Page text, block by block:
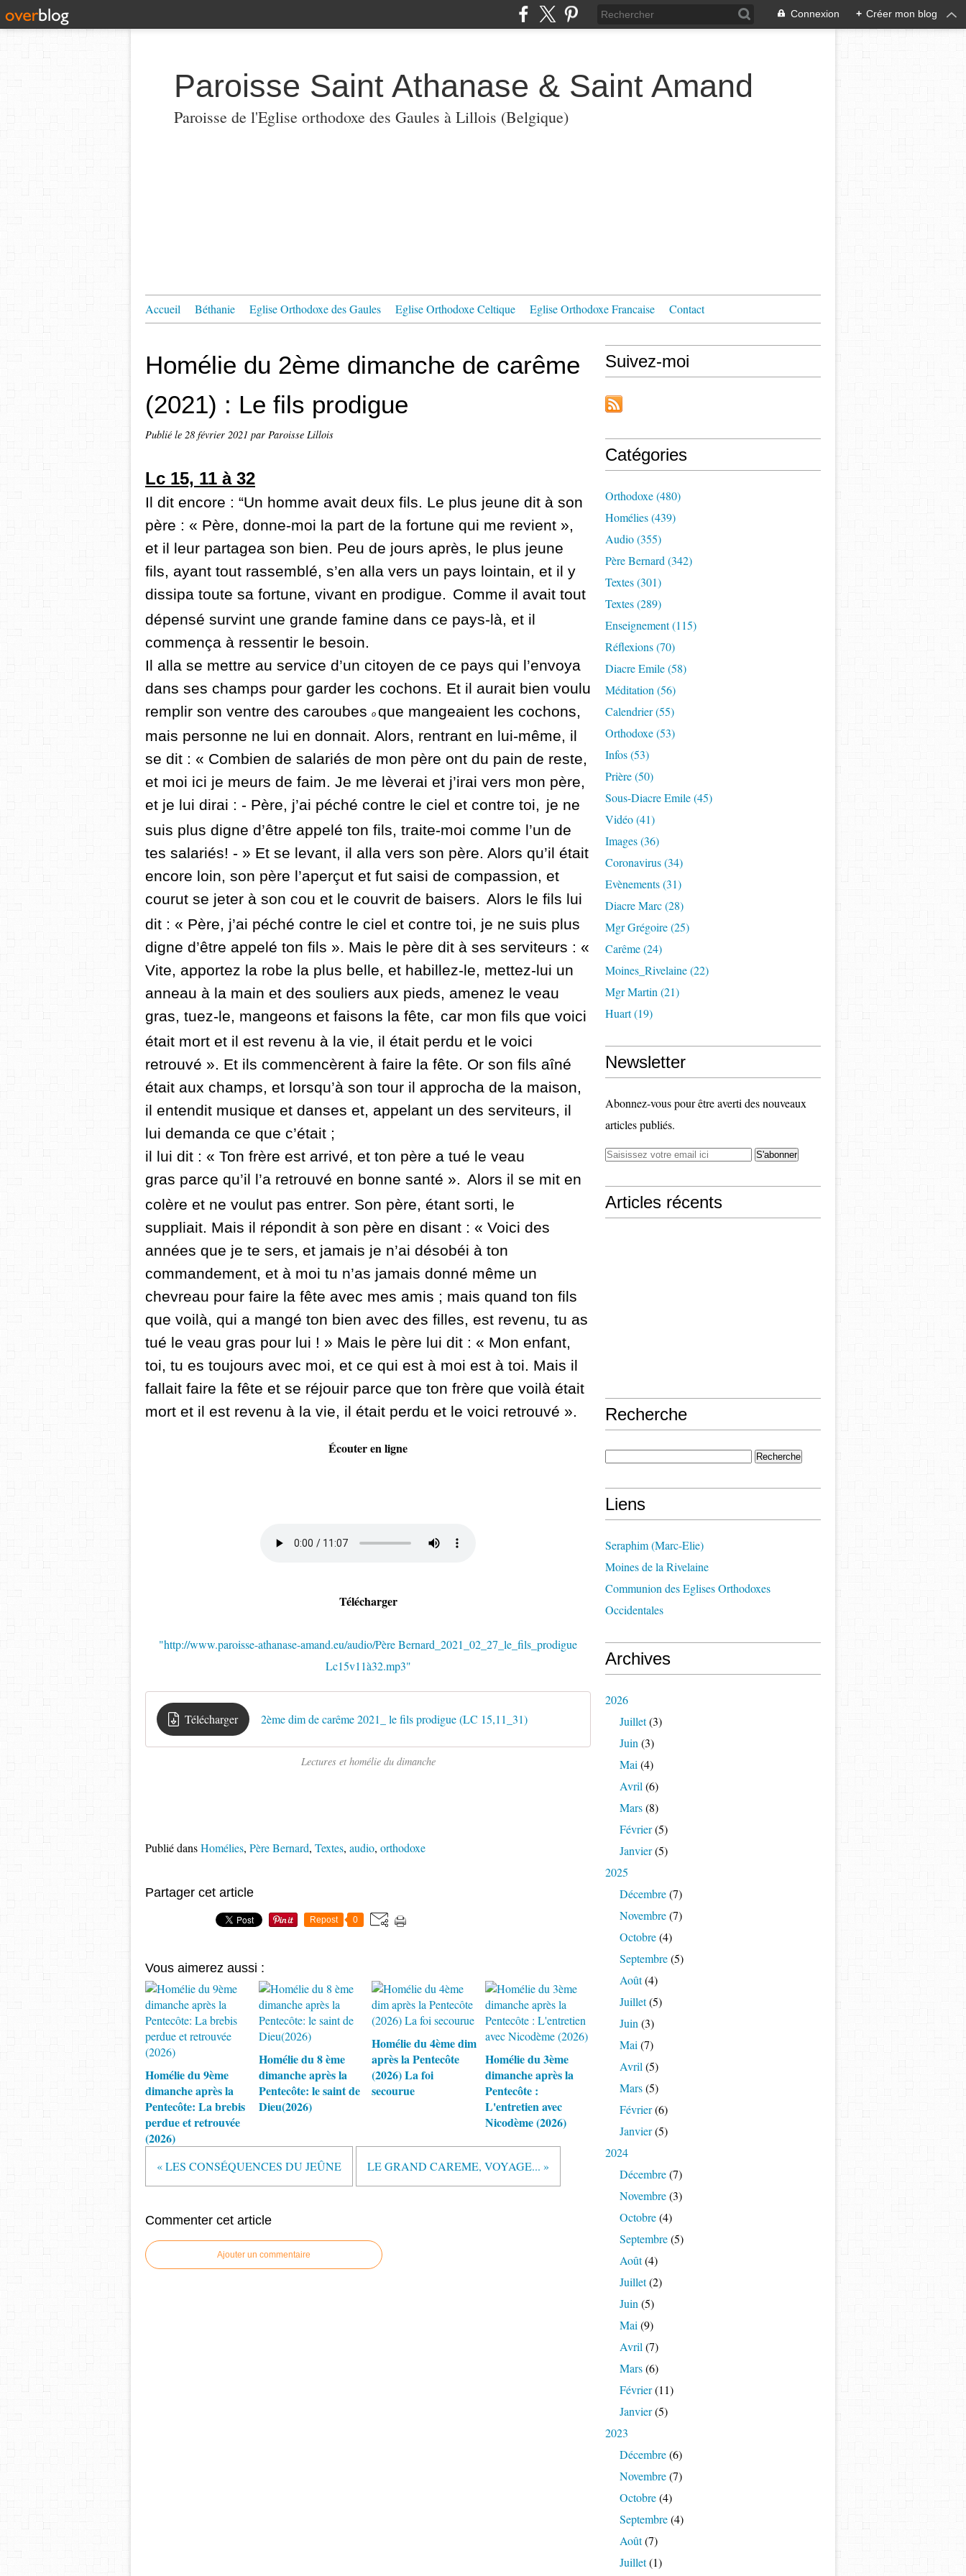
Connexion + Créer mon blog
Paroisse Saint Athanase & Saint Amand
Paroisse de l'Eglise orthodoxe des Gaules à Lillois (Belgique)
Accueil Béthanie Eglise Orthodoxe des Gaules Eglise Orthodoxe Celtique Eglise Orthodoxe Francaise Contact
Homélie du 2ème dimanche de carême
(2021) : Le fils prodigue
Publié le 28 février 2021 par Paroisse Lillois
Lc 15, 11 à 32
Il dit encore : “Un homme avait deux fils. Le plus jeune dit à son
père : « Père, donne-moi la part de la fortune qui me revient »,
et il leur partagea son bien. Peu de jours après, le plus jeune
fils, ayant tout rassemblé, s’en alla vers un pays lointain, et il y
dissipa toute sa fortune, vivant en prodigue. Comme il avait tout
dépensé survint une grande famine dans ce pays-là, et il
commença à ressentir le besoin.
Il alla se mettre au service d’un citoyen de ce pays qui l’envoya
dans ses champs pour garder les cochons. Et il aurait bien voulu
remplir son ventre des caroubes o que mangeaient les cochons,
mais personne ne lui en donnait. Alors, rentrant en lui-même, il
se dit : « Combien de salariés de mon père ont du pain de reste,
et moi ici je meurs de faim. Je me lèverai et j’irai vers mon père,
et je lui dirai : - Père, j’ai péché contre le ciel et contre toi, je ne
suis plus digne d’être appelé ton fils, traite-moi comme l’un de
tes salariés! - » Et se levant, il alla vers son père. Alors qu’il était
encore loin, son père l’aperçut et fut saisi de compassion, et
courut se jeter à son cou et le couvrit de baisers. Alors le fils lui
dit : « Père, j’ai péché contre le ciel et contre toi, je ne suis plus
digne d’être appelé ton fils ». Mais le père dit à ses serviteurs : «
Vite, apportez la robe la plus belle, et habillez-le, mettez-lui un
anneau à la main et des souliers aux pieds, amenez le veau
gras, tuez-le, mangeons et faisons la fête, car mon fils que voici
était mort et il est revenu à la vie, il était perdu et le voici
retrouvé ». Et ils commencèrent à faire la fête. Or son fils aîné
était aux champs, et lorsqu’à son tour il approcha de la maison,
il entendit musique et danses et, appelant un des serviteurs, il
lui demanda ce que c’était ;
il lui dit : « Ton frère est arrivé, et ton père a tué le veau
gras parce qu’il l’a retrouvé en bonne santé ». Alors il se mit en
colère et ne voulut pas entrer. Son père, étant sorti, le
suppliait. Mais il répondit à son père en disant : « Voici des
années que je te sers, et jamais je n’ai désobéi à ton
commandement, et à moi tu n’as jamais donné même un
chevreau pour faire la fête avec mes amis ; mais quand ton fils
que voilà, qui a mangé ton bien avec des filles, est revenu, tu as
tué le veau gras pour lui ! » Mais le père lui dit : « Mon enfant,
toi, tu es toujours avec moi, et ce qui est à moi est à toi. Mais il
fallait faire la fête et se réjouir parce que ton frère que voilà était
mort et il est revenu à la vie, il était perdu et le voici retrouvé ».
Écouter en ligne
Télécharger
"http://www.paroisse-athanase-amand.eu/audio/Père Bernard_2021_02_27_le_fils_prodigue
Lc15v11à32.mp3"
Télécharger 2ème dim de carême 2021_ le fils prodigue (LC 15,11_31)
Lectures et homélie du dimanche
Publié dansHomélies, Père Bernard, Textes, audio, orthodoxe
Partager cet article
Repost 0
Vous aimerez aussi :
Homélie du 9ème
dimanche après la
Pentecôte: La brebis
perdue et retrouvée
(2026)
Homélie du 8 ème
dimanche après la
Pentecôte: le saint de
Dieu(2026)
Homélie du 4ème dim
après la Pentecôte
(2026) La foi
secourue
Homélie du 3ème
dimanche après la
Pentecôte :
L'entretien avec
Nicodème (2026)
« LES CONSÉQUENCES DU JEÛNE LE GRAND CAREME, VOYAGE... »
Commenter cet article
Ajouter un commentaire
Suivez-moi
Catégories
Orthodoxe (480)
Homélies (439)
Audio (355)
Père Bernard (342)
Textes (301)
Textes (289)
Enseignement (115)
Réflexions (70)
Diacre Emile (58)
Méditation (56)
Calendrier (55)
Orthodoxe (53)
Infos (53)
Prière (50)
Sous-Diacre Emile (45)
Vidéo (41)
Images (36)
Coronavirus (34)
Evènements (31)
Diacre Marc (28)
Mgr Grégoire (25)
Carême (24)
Moines_Rivelaine (22)
Mgr Martin (21)
Huart (19)
Newsletter
Abonnez-vous pour être averti des nouveaux
articles publiés.
Articles récents
Recherche
Liens
Seraphim (Marc-Elie)
Moines de la Rivelaine
Communion des Eglises Orthodoxes
Occidentales
Archives
2026
Juillet(3)
Juin (3)
Mai (4)
Avril (6)
Mars(8)
Février(5)
Janvier(5)
2025
Décembre(7)
Novembre(7)
Octobre(4)
Septembre(5)
Août(4)
Juillet(5)
Juin (3)
Mai (7)
Avril (5)
Mars(5)
Février(6)
Janvier(5)
2024
Décembre(7)
Novembre(3)
Octobre(4)
Septembre(5)
Août(4)
Juillet(2)
Juin (5)
Mai (9)
Avril (7)
Mars(6)
Février(11)
Janvier(5)
2023
Décembre(6)
Novembre(7)
Octobre(4)
Septembre(4)
Août(7)
Juillet(1)